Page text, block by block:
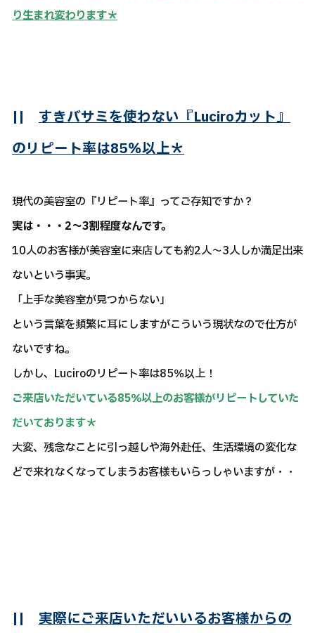
り生まれ変わります＊
|| すきバサミを使わない『Luciroカット』
のリピート率は85％以上＊
現代の美容室の『リピート率』ってご存知ですか？
実は・・・2～3割程度なんです。
10人のお客様が美容室に来店しても約2人～3人しか満足出来
ないという事実。
「上手な美容室が見つからない」
という言葉を頻繁に耳にしますがこういう現状なので仕方が
ないですね。
しかし、Luciroのリピート率は85％以上！
ご来店いただいている85％以上のお客様がリピートしていた
だいております＊
大変、残念なことに引っ越しや海外赴任、生活環境の変化な
どで来れなくなってしまうお客様もいらっしゃいますが・・
|| 実際にご来店いただいいるお客様からの